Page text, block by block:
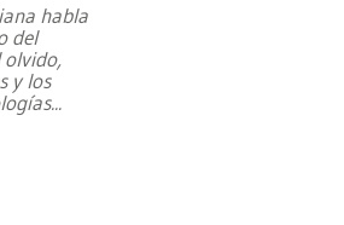
habla
del
olvido,
y los
...